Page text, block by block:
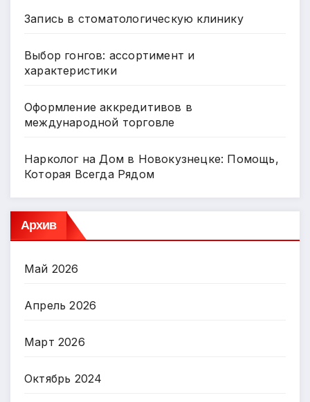
Запись в стоматологическую клинику
Выбор гонгов: ассортимент и
характеристики
Оформление аккредитивов в
международной торговле
Нарколог на Дом в Новокузнецке: Помощь,
Которая Всегда Рядом
Архив
Май 2026
Апрель 2026
Март 2026
Октябрь 2024